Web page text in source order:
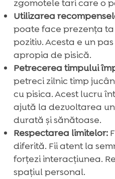
zgomotele tari care o
Utilizarea
poate face prezența
pozitiv. Acesta e un
apropia de pisică.
Petrecerea timpului
petreci zilnic timp
cu pisica. Acest lucru
ajută la dezvoltarea
durată și sănătoase.
Respectarea limitelor:
diferită. Fii atent la
forțezi interacțiunea.
spațiul personal.